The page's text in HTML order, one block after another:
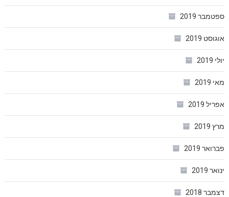
ספטמבר 2019
אוגוסט 2019
יולי 2019
מאי 2019
אפריל 2019
מרץ 2019
פברואר 2019
ינואר 2019
דצמבר 2018